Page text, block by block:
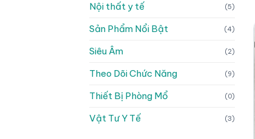
Nội thất y tế (5)
Sản Phẩm Nổi Bật (4)
Siêu Âm (2)
Theo Dõi Chức Năng (9)
Thiết Bị Phòng Mổ (0)
Vật Tư Y Tế (3)